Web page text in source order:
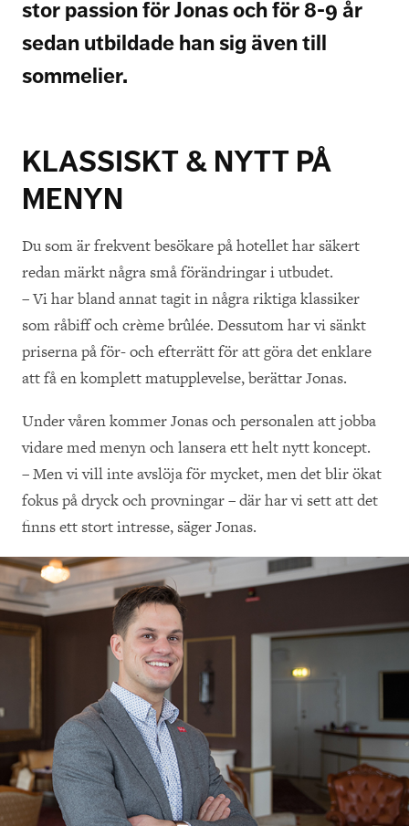
stor passion för Jonas och för 8-9 år
sedan utbildade han sig även till
sommelier.
KLASSISKT & NYTT PÅ
MENYN
Du som är frekvent besökare på hotellet har säkert
redan märkt några små förändringar i utbudet.
– Vi har bland annat tagit in några riktiga klassiker
som råbiff och crème brûlée. Dessutom har vi sänkt
priserna på för- och efterrätt för att göra det enklare
att få en komplett matupplevelse, berättar Jonas.
Under våren kommer Jonas och personalen att jobba
vidare med menyn och lansera ett helt nytt koncept.
– Men vi vill inte avslöja för mycket, men det blir ökat
fokus på dryck och provningar – där har vi sett att det
finns ett stort intresse, säger Jonas.